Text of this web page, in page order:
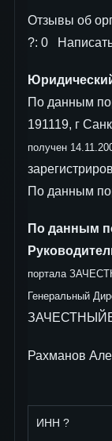
Отзывы об
?: 0
По данным
191119, г
получен
По данным
По данным
портала
Генеральный
Рахманов
ИНН ?